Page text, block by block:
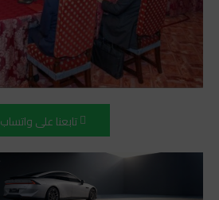
تابعنا على واتساب